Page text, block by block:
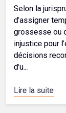
Selon la
d’assigner
grossesse ou
injustice pour
décisions
d’u...
Lire la suite